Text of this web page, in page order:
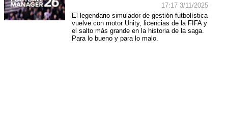
17:17 3/11/2025
El legendario simulador de gestión futbolística
vuelve con motor Unity, licencias de la FIFA y
el salto más grande en la historia de la saga.
Para lo bueno y para lo malo.